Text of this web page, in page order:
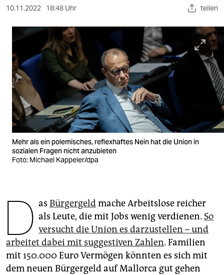
wahrheit
verlag
verlag
veranstaltungen
shop
fragen & hilfe
unterstützen
genossenschaft
epaper login
10.11.2022 18:48 Uhr teilen
Mehr als ein polemisches, reflexhaftes Nein hat die Union in
sozialen Fragen nicht anzubieten
Foto: Michael Kappeler/dpa
D as Bürgergeldmache Arbeitslose reicher
als Leute, die mit Jobs wenig verdienen. So
versucht die Union es darzustellen – und
arbeitet dabei mit suggestiven Zahlen. Familien
mit 150.000 Euro Vermögen könnten es sich mit
dem neuen Bürgergeld auf Mallorca gut gehen